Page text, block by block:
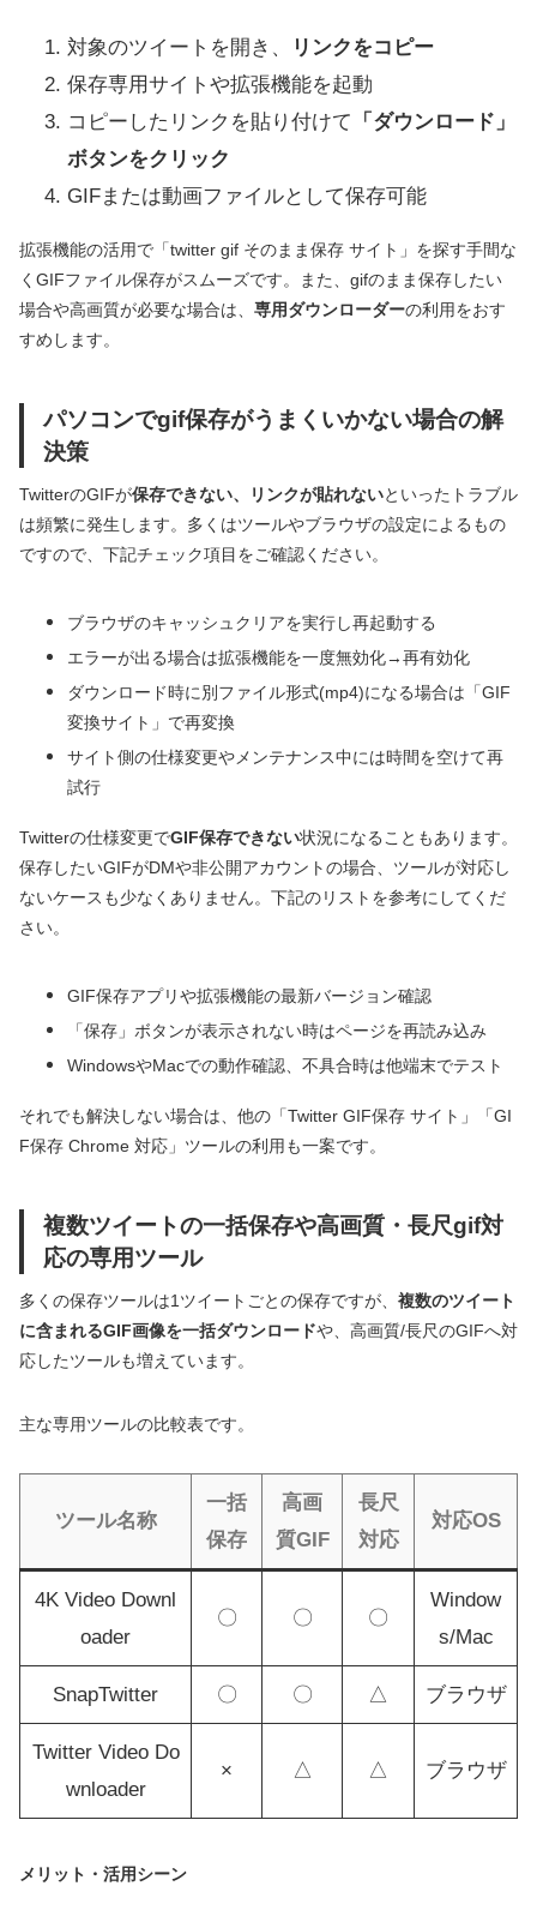
対象のツイートを開き、
リンクをコピー
保存専用サイトや拡張機能を起動
コピーしたリンクを貼り付けて
「ダウンロード」
ボタンをクリック
GIFまたは動画ファイルとして保存可能
拡張機能の活用で「twitter gif そのまま保存 サイト」を探す手間な
くGIFファイル保存がスムーズです。また、gifのまま保存したい
場合や高画質が必要な場合は、 専用ダウンローダーの利用をおす
すめします。
パソコンでgif保存がうまくいかない場合の解
決策
TwitterのGIFが保存できない、リンクが貼れないといったトラブル
は頻繁に発生します。多くはツールやブラウザの設定によるもの
ですので、下記チェック項目をご確認ください。
ブラウザのキャッシュクリアを実行し再起動する
エラーが出る場合は拡張機能を一度無効化→再有効化
ダウンロード時に別ファイル形式(mp4)になる場合は「GIF
変換サイト」で再変換
サイト側の仕様変更やメンテナンス中には時間を空けて再
試行
Twitterの仕様変更でGIF保存できない状況になることもあります。
保存したいGIFがDMや非公開アカウントの場合、ツールが対応し
ないケースも少なくありません。下記のリストを参考にしてくだ
さい。
GIF保存アプリや拡張機能の最新バージョン確認
「保存」ボタンが表示されない時はページを再読み込み
WindowsやMacでの動作確認、不具合時は他端末でテスト
それでも解決しない場合は、他の「Twitter GIF保存 サイト」「GI
F保存 Chrome 対応」ツールの利用も一案です。
複数ツイートの一括保存や高画質・長尺gif対
応の専用ツール
多くの保存ツールは1ツイートごとの保存ですが、 複数のツイート
に含まれるGIF画像を一括ダウンロードや、高画質/長尺のGIFへ対
応したツールも増えています。
主な専用ツールの比較表です。
ツール名称
一括
保存
高画
質GIF
長尺
対応
対応OS
4K Video Downl
oader
〇 〇 〇
Window
s/Mac
SnapTwitter 〇 〇 △ ブラウザ
Twitter Video Do
wnloader
× △ △ ブラウザ
メリット・活用シーン